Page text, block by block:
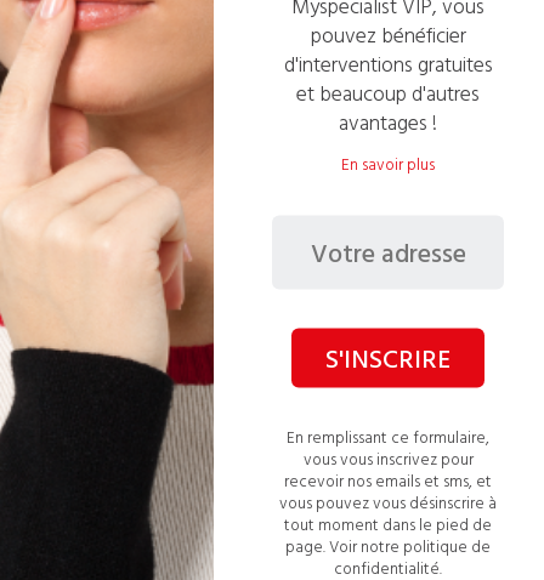
proposent également
Ajustement et remise en état de portes
intérieures
Myspecialist VIP, vous
pouvez bénéficier
d'interventions gratuites
et beaucoup d'autres
avantages !
En savoir plus
S'INSCRIRE
En remplissant ce formulaire,
vous vous inscrivez pour
recevoir nos emails et sms, et
vous pouvez vous désinscrire à
tout moment dans le pied de
page.Voir notre politique de
confidentialité.